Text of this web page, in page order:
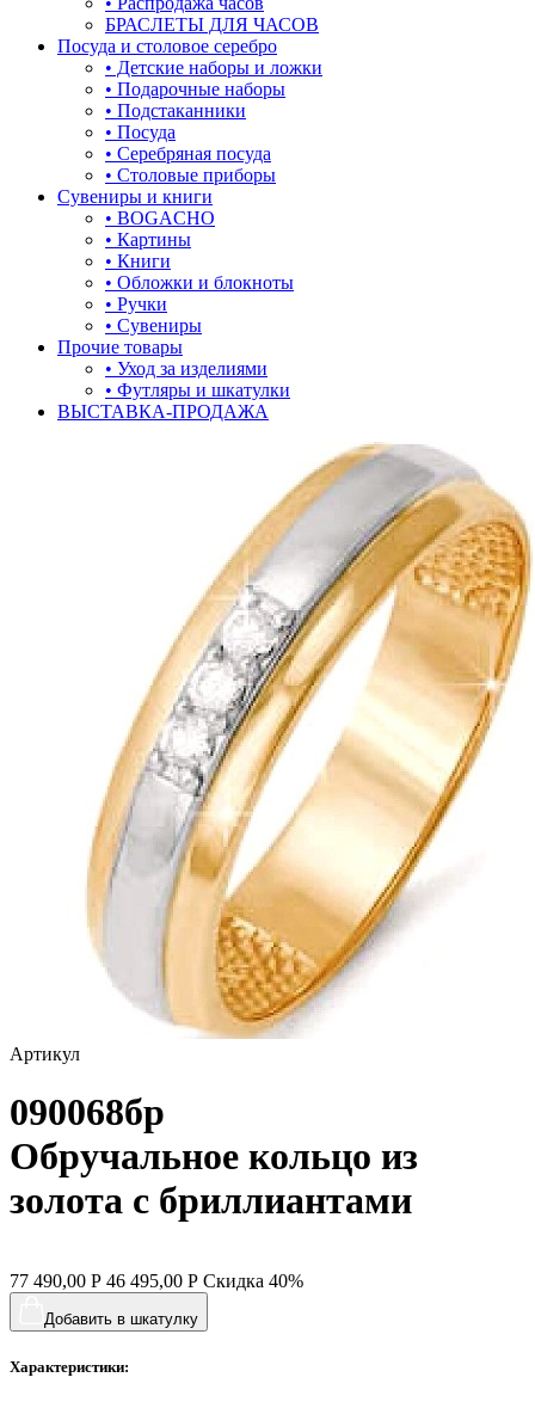
БРАСЛЕТЫ ДЛЯ ЧАСОВ
Посуда и столовое серебро
• Детские наборы и ложки
• Подарочные наборы
• Подстаканники
• Посуда
• Серебряная посуда
• Столовые приборы
Сувениры и книги
• BOGACHO
• Картины
• Книги
• Обложки и блокноты
• Ручки
• Сувениры
Прочие товары
• Уход за изделиями
• Футляры и шкатулки
ВЫСТАВКА-ПРОДАЖА
Артикул
090068бр
Обручальное кольцо из
золота с бриллиантами
77 490,00 Р 46 495,00 Р Скидка 40%
Добавить в шкатулку
Характеристики: